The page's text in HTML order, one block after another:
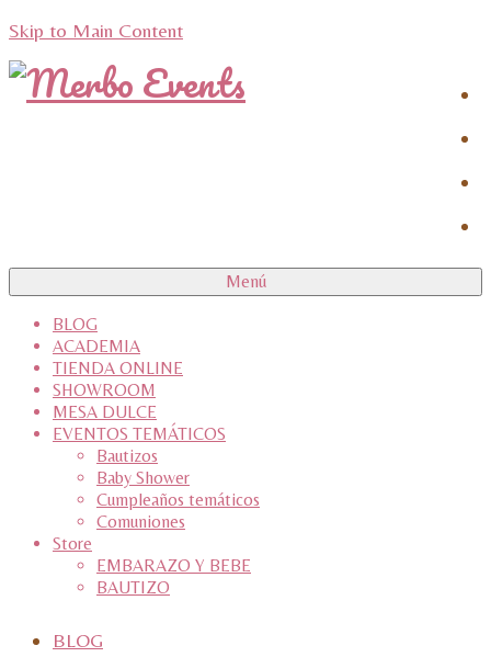
Skip to Main Content
Menú
BLOG
ACADEMIA
TIENDA ONLINE
SHOWROOM
MESA DULCE
EVENTOS TEMÁTICOS
Bautizos
Baby Shower
Cumpleaños temáticos
Comuniones
Store
EMBARAZO Y BEBE
BAUTIZO
BLOG